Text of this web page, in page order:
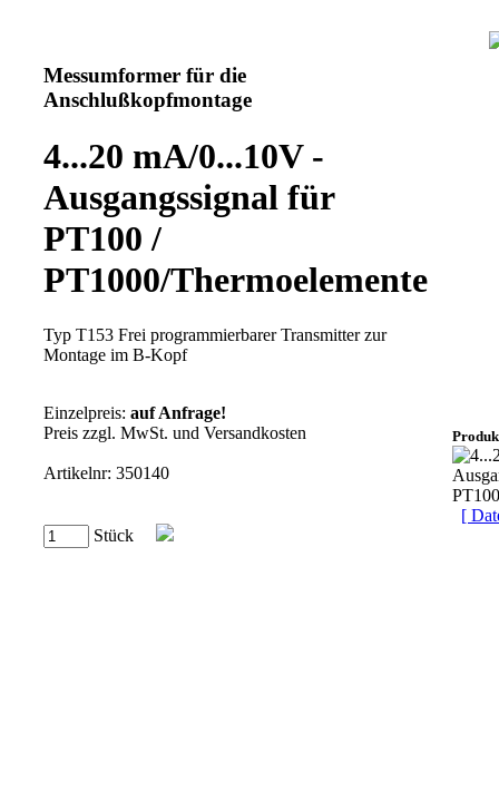
Messumformer für die
Anschlußkopfmontage
4...20 mA/0...10V -
Ausgangssignal für
PT100 /
PT1000/Thermoelemente
Typ T153 Frei programmierbarer Transmitter zur
Montage im B-Kopf
Einzelpreis: auf Anfrage!
Preis zzgl. MwSt. und Versandkosten
Artikelnr: 350140
Stück
[